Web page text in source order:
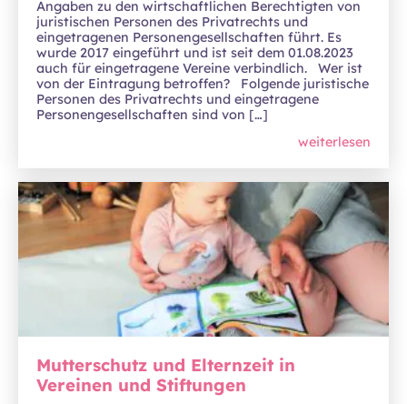
Angaben zu den wirtschaftlichen Berechtigten von
juristischen Personen des Privatrechts und
eingetragenen Personengesellschaften führt. Es
wurde 2017 eingeführt und ist seit dem 01.08.2023
auch für eingetragene Vereine verbindlich. Wer ist
von der Eintragung betroffen? Folgende juristische
Personen des Privatrechts und eingetragene
Personengesellschaften sind von […]
weiterlesen
Mutterschutz und Elternzeit in
Vereinen und Stiftungen